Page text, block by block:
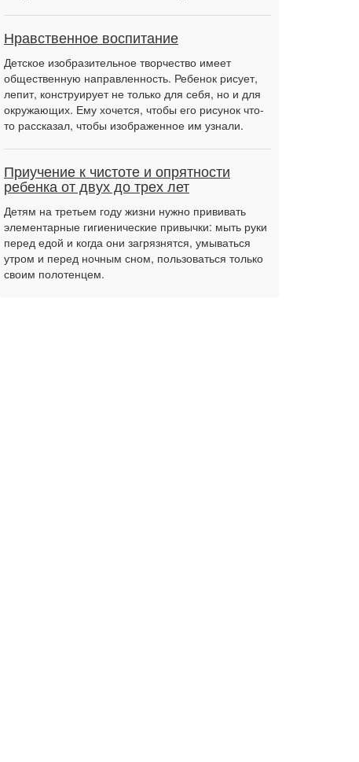
Нравственное воспитание
Детское изобразительное творчество имеет
общественную направленность. Ребенок рисует,
лепит, конструирует не только для себя, но и для
окружающих. Ему хочется, чтобы его рисунок что-
то рассказал, чтобы изображенное им узнали.
Приучение к чистоте и опрятности
ребенка от двух до трех лет
Детям на третьем году жизни нужно прививать
элементарные гигиенические привычки: мыть руки
перед едой и когда они загрязнятся, умываться
утром и перед ночным сном, пользоваться только
своим полотенцем.